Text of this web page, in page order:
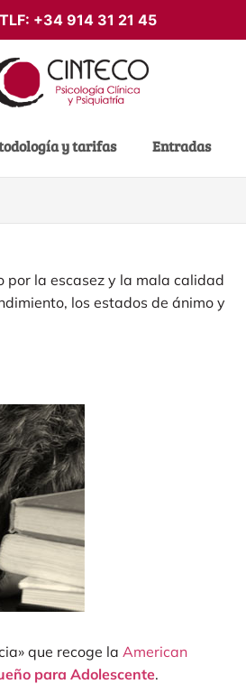
TLF: +34 914 31 21 45
y tarifas Entradas
por la escasez y la mala calidad
los estados de ánimo y
que recoge la American
para Adolescente.